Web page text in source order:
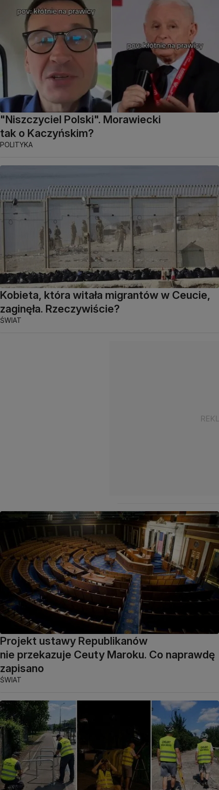
"Niszczyciel Polski". Morawiecki
tak o Kaczyńskim?
POLITYKA
Kobieta, która witała migrantów w Ceucie,
zaginęła. Rzeczywiście?
ŚWIAT
Projekt ustawy Republikanów
nie przekazuje Ceuty Maroku. Co naprawdę
zapisano
ŚWIAT